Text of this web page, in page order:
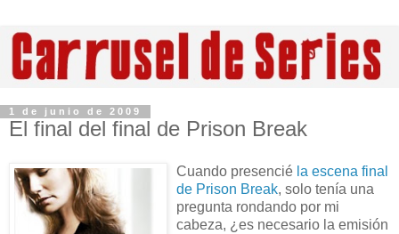
1 de junio de 2009
El final del final de Prison Break
Cuando presencié la escena final
de Prison Break, solo tenía una
pregunta rondando por mi
cabeza, ¿es necesario la emisión